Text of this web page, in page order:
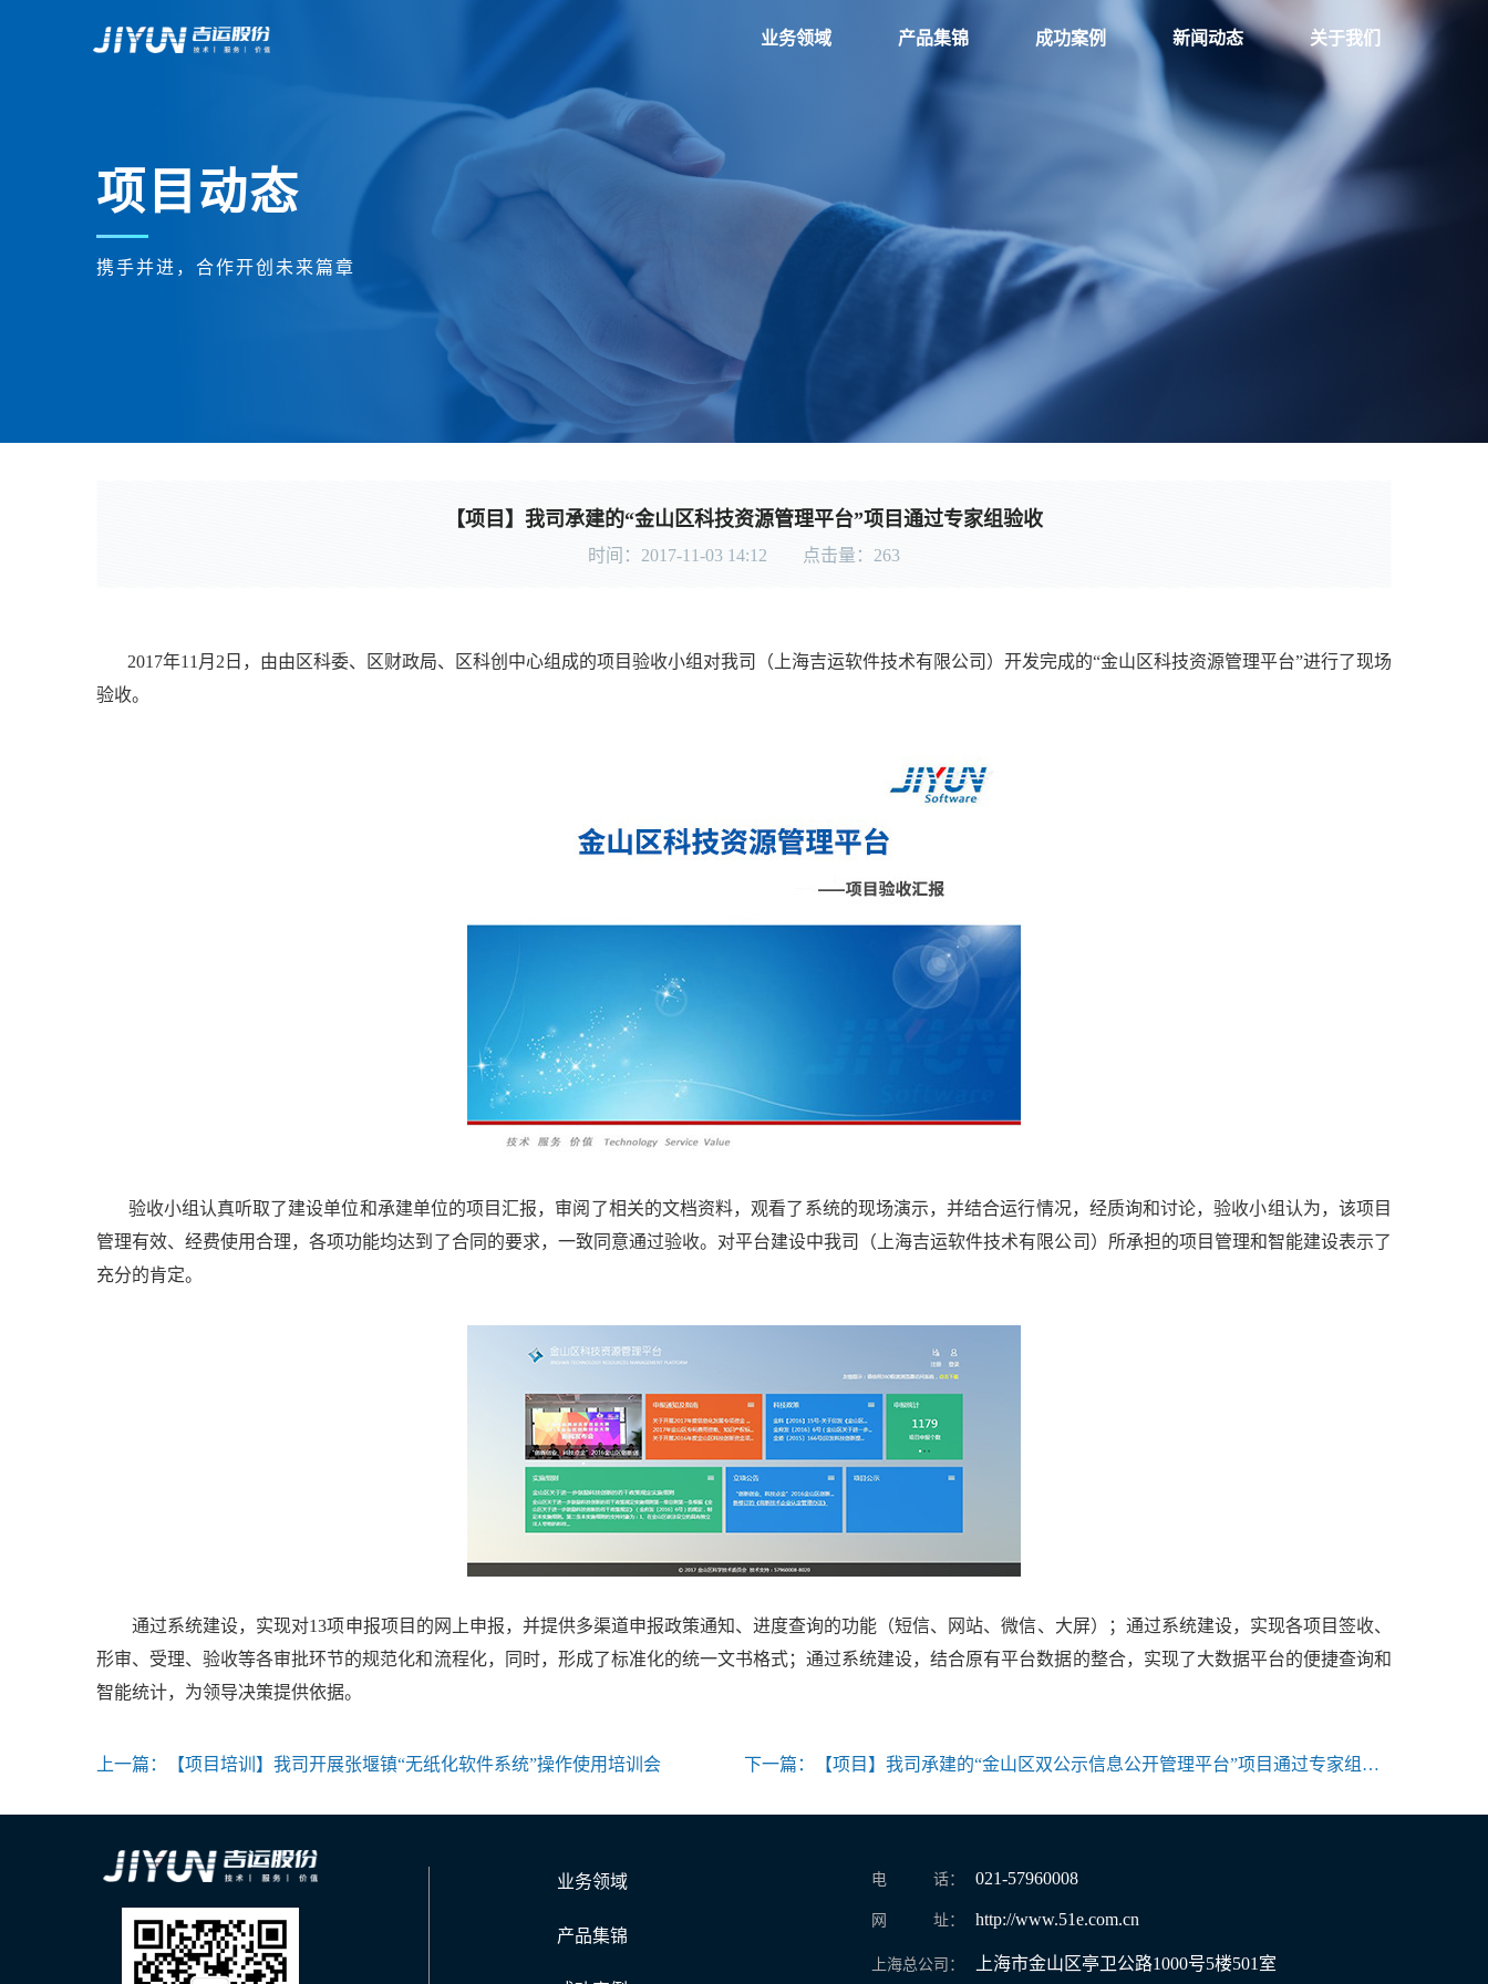
业务领域 产品集锦 成功案例 新闻动态 关于我们
项目动态
携手并进，合作开创未来篇章
【项目】我司承建的“金山区科技资源管理平台”项目通过专家组验收
时间：2017-11-03 14:12 点击量： 263
2017年11月2日，由由区科委、区财政局、区科创中心组成的项目验收小组对我司（上海吉运软件技术有限公司）开发完成的“金山区科技资源管理平台”进行了现场
验收。
验收小组认真听取了建设单位和承建单位的项目汇报，审阅了相关的文档资料，观看了系统的现场演示，并结合运行情况，经质询和讨论，验收小组认为，该项目
管理有效、经费使用合理，各项功能均达到了合同的要求，一致同意通过验收。对平台建设中我司（上海吉运软件技术有限公司）所承担的项目管理和智能建设表示了
充分的肯定。
通过系统建设，实现对13项申报项目的网上申报，并提供多渠道申报政策通知、进度查询的功能（短信、网站、微信、大屏）；通过系统建设，实现各项目签收、
形审、受理、验收等各审批环节的规范化和流程化，同时，形成了标准化的统一文书格式；通过系统建设，结合原有平台数据的整合，实现了大数据平台的便捷查询和
智能统计，为领导决策提供依据。
上一篇： 【项目培训】我司开展张堰镇“无纸化软件系统”操作使用培训会 下一篇： 【项目】我司承建的“金山区双公示信息公开管理平台”项目通过专家组验收
业务领域
产品集锦
电 话： 021-57960008
网 址： http://www.51e.com.cn
上海总公司： 上海市金山区亭卫公路1000号5楼501室